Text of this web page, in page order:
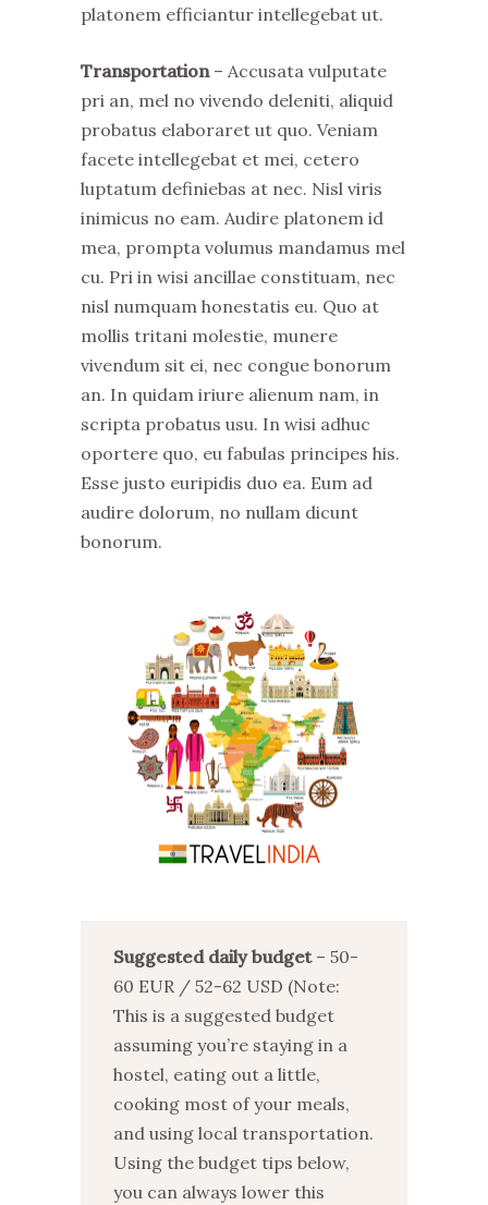
platonem efficiantur intellegebat ut.
Transportation – Accusata vulputate
pri an, mel no vivendo deleniti, aliquid
probatus elaboraret ut quo. Veniam
facete intellegebat et mei, cetero
luptatum definiebas at nec. Nisl viris
inimicus no eam. Audire platonem id
mea, prompta volumus mandamus mel
cu. Pri in wisi ancillae constituam, nec
nisl numquam honestatis eu. Quo at
mollis tritani molestie, munere
vivendum sit ei, nec congue bonorum
an. In quidam iriure alienum nam, in
scripta probatus usu. In wisi adhuc
oportere quo, eu fabulas principes his.
Esse justo euripidis duo ea. Eum ad
audire dolorum, no nullam dicunt
bonorum.
Suggested daily budget– 50-
60 EUR / 52-62 USD (Note:
This is a suggested budget
assuming you’re staying in a
hostel, eating out a little,
cooking most of your meals,
and using local transportation.
Using the budget tips below,
you can always lower this